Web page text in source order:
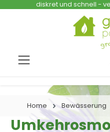
Zum Hauptinhalt springen
diskret und schnell -
Home Bewässerung